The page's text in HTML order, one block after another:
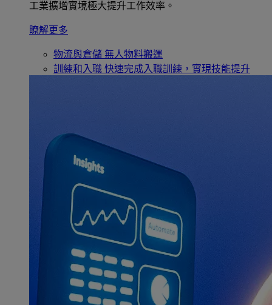
工業擴增實境極大提升工作效率。
瞭解更多
物流與倉儲 無人物料搬運
訓練和入職 快速完成入職訓練，實現技能提升